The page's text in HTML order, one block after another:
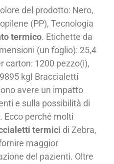
del prodotto: Nero,
(PP), Tecnologia
termico. Etichette da
(un foglio): 25,4
carton: 1200 pezzo(i),
kgI Braccialetti
avere un impatto
e sulla possibilità di
Ecco perché molti
termici di Zebra,
maggior
del pazienti. Oltre